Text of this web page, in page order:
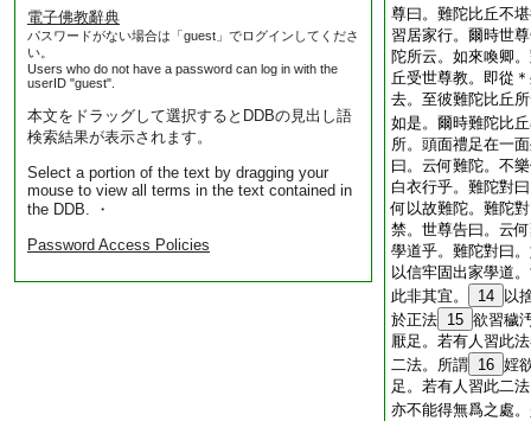
電子佛教辭典
パスワードがない場合は「guest」でログインしてくださ
い。
Users who do not have a password can log in with the
userID "guest".
本文をドラッグして選択するとDDBの見出し語
検索結果が表示されます。
Select a portion of the text by dragging your
mouse to view all terms in the text contained in
the DDB. ・
Password Access Policies
尊曰。難陀比丘不
習居家行。爾時世
陀所云。如來喚卿
丘受世尊教。即從
去。至彼難陀比丘
如是。爾時難陀比
所。頭面禮足在一
曰。云何難陀。不
白衣行乎。難陀對
何以故難陀。難陀
禁。世尊告曰。云
學道乎。難陀對曰
以信牢固出家學道
此非其宜。
14
以
於正法 15 欲習穢
厭足。若有人習此
二法。所謂 16 婬
足。若有人習此二
亦不能得無爲之處